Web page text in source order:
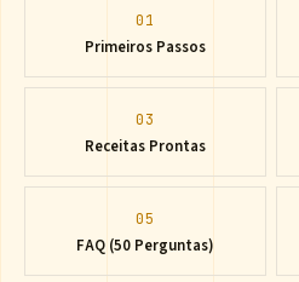
01
Primeiros Passos
03
Receitas Prontas
05
FAQ (50 Perguntas)